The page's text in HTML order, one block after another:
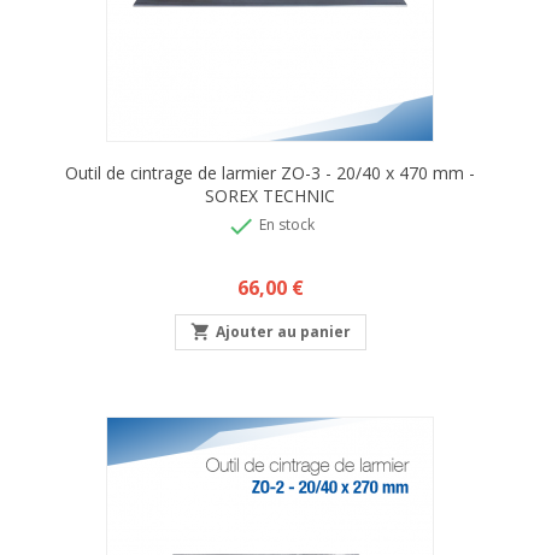
Outil de cintrage de larmier ZO-3 - 20/40 x 470 mm -
SOREX TECHNIC
 En stock
Prix
66,00 €
 Ajouter au panier